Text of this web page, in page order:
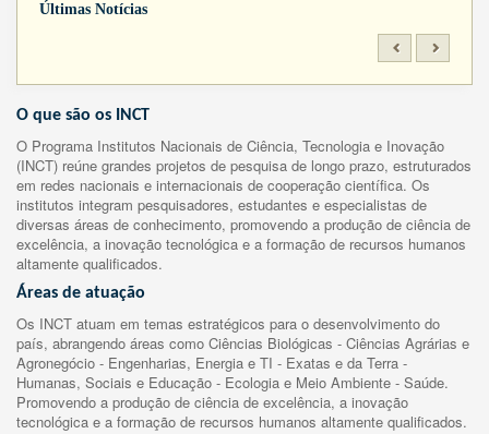
Últimas Notícias
O que são os INCT
O Programa Institutos Nacionais de Ciência, Tecnologia e Inovação
(INCT) reúne grandes projetos de pesquisa de longo prazo, estruturados
em redes nacionais e internacionais de cooperação científica. Os
institutos integram pesquisadores, estudantes e especialistas de
diversas áreas de conhecimento, promovendo a produção de ciência de
excelência, a inovação tecnológica e a formação de recursos humanos
altamente qualificados.
Áreas de atuação
Os INCT atuam em temas estratégicos para o desenvolvimento do
país, abrangendo áreas como Ciências Biológicas - Ciências Agrárias e
Agronegócio - Engenharias, Energia e TI - Exatas e da Terra -
Humanas, Sociais e Educação - Ecologia e Meio Ambiente - Saúde.
Promovendo a produção de ciência de excelência, a inovação
tecnológica e a formação de recursos humanos altamente qualificados.